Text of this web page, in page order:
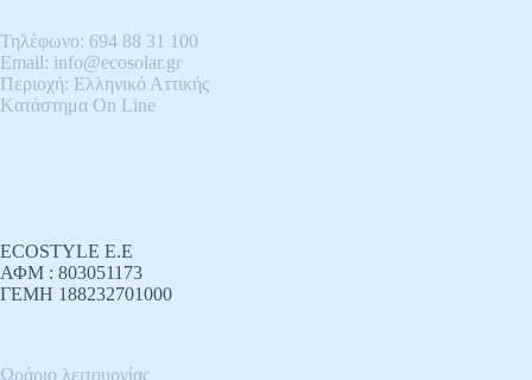
Τηλέφωνο: 694 88 31 100
Email: info@ecosolar.gr
Περιοχή: Ελληνικό Αττικής
Kατάστημα On Line
ECOSTYLE E.E
ΑΦΜ : 803051173
ΓΕΜΗ 188232701000
Ωράριο λειτουργίας